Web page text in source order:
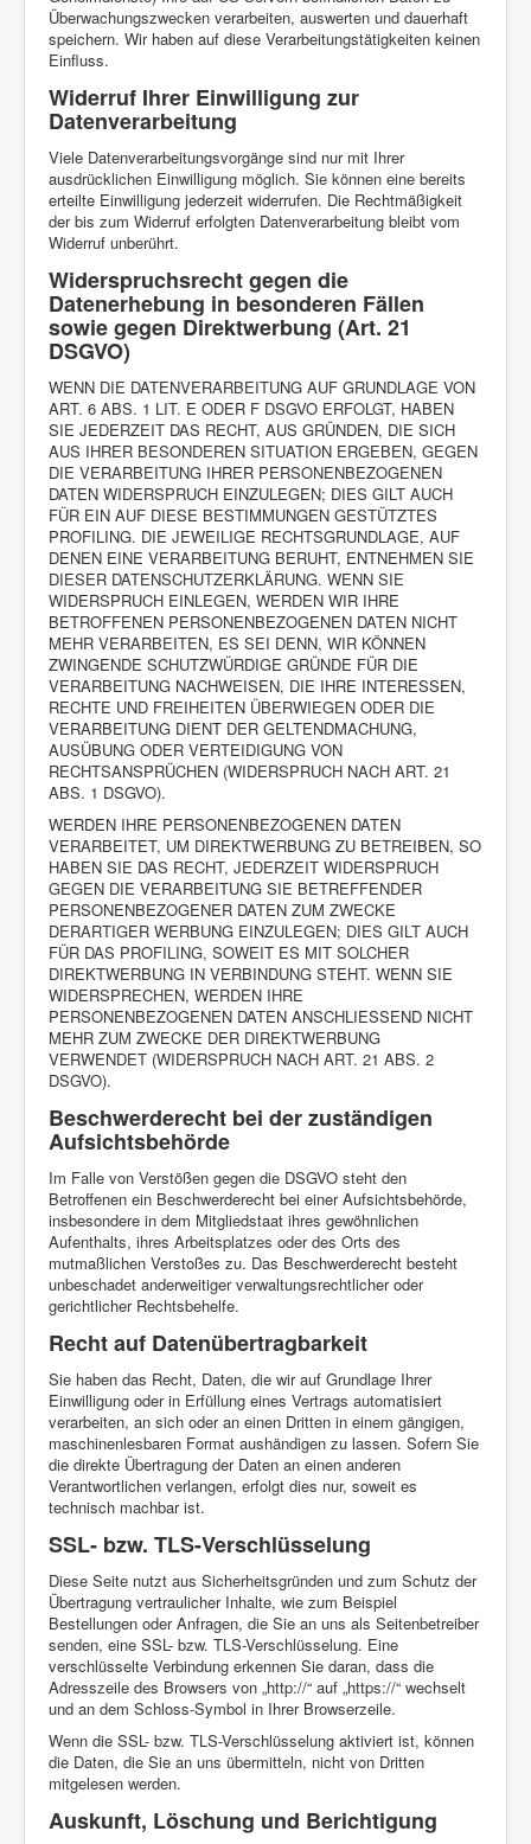
Überwachungszwecken verarbeiten, auswerten und dauerhaft
speichern. Wir haben auf diese Verarbeitungstätigkeiten keinen
Einfluss.
Widerruf Ihrer Einwilligung zur
Datenverarbeitung
Viele Datenverarbeitungsvorgänge sind nur mit Ihrer
ausdrücklichen Einwilligung möglich. Sie können eine bereits
erteilte Einwilligung jederzeit widerrufen. Die Rechtmäßigkeit
der bis zum Widerruf erfolgten Datenverarbeitung bleibt vom
Widerruf unberührt.
Widerspruchsrecht gegen die
Datenerhebung in besonderen Fällen
sowie gegen Direktwerbung (Art. 21
DSGVO)
WENN DIE DATENVERARBEITUNG AUF GRUNDLAGE VON
ART. 6 ABS. 1 LIT. E ODER F DSGVO ERFOLGT, HABEN
SIE JEDERZEIT DAS RECHT, AUS GRÜNDEN, DIE SICH
AUS IHRER BESONDEREN SITUATION ERGEBEN, GEGEN
DIE VERARBEITUNG IHRER PERSONENBEZOGENEN
DATEN WIDERSPRUCH EINZULEGEN; DIES GILT AUCH
FÜR EIN AUF DIESE BESTIMMUNGEN GESTÜTZTES
PROFILING. DIE JEWEILIGE RECHTSGRUNDLAGE, AUF
DENEN EINE VERARBEITUNG BERUHT, ENTNEHMEN SIE
DIESER DATENSCHUTZERKLÄRUNG. WENN SIE
WIDERSPRUCH EINLEGEN, WERDEN WIR IHRE
BETROFFENEN PERSONENBEZOGENEN DATEN NICHT
MEHR VERARBEITEN, ES SEI DENN, WIR KÖNNEN
ZWINGENDE SCHUTZWÜRDIGE GRÜNDE FÜR DIE
VERARBEITUNG NACHWEISEN, DIE IHRE INTERESSEN,
RECHTE UND FREIHEITEN ÜBERWIEGEN ODER DIE
VERARBEITUNG DIENT DER GELTENDMACHUNG,
AUSÜBUNG ODER VERTEIDIGUNG VON
RECHTSANSPRÜCHEN (WIDERSPRUCH NACH ART. 21
ABS. 1 DSGVO).
WERDEN IHRE PERSONENBEZOGENEN DATEN
VERARBEITET, UM DIREKTWERBUNG ZU BETREIBEN, SO
HABEN SIE DAS RECHT, JEDERZEIT WIDERSPRUCH
GEGEN DIE VERARBEITUNG SIE BETREFFENDER
PERSONENBEZOGENER DATEN ZUM ZWECKE
DERARTIGER WERBUNG EINZULEGEN; DIES GILT AUCH
FÜR DAS PROFILING, SOWEIT ES MIT SOLCHER
DIREKTWERBUNG IN VERBINDUNG STEHT. WENN SIE
WIDERSPRECHEN, WERDEN IHRE
PERSONENBEZOGENEN DATEN ANSCHLIESSEND NICHT
MEHR ZUM ZWECKE DER DIREKTWERBUNG
VERWENDET (WIDERSPRUCH NACH ART. 21 ABS. 2
DSGVO).
Beschwerde­recht bei der zuständigen
Aufsichts­behörde
Im Falle von Verstößen gegen die DSGVO steht den
Betroffenen ein Beschwerderecht bei einer Aufsichtsbehörde,
insbesondere in dem Mitgliedstaat ihres gewöhnlichen
Aufenthalts, ihres Arbeitsplatzes oder des Orts des
mutmaßlichen Verstoßes zu. Das Beschwerderecht besteht
unbeschadet anderweitiger verwaltungsrechtlicher oder
gerichtlicher Rechtsbehelfe.
Recht auf Daten­übertrag­barkeit
Sie haben das Recht, Daten, die wir auf Grundlage Ihrer
Einwilligung oder in Erfüllung eines Vertrags automatisiert
verarbeiten, an sich oder an einen Dritten in einem gängigen,
maschinenlesbaren Format aushändigen zu lassen. Sofern Sie
die direkte Übertragung der Daten an einen anderen
Verantwortlichen verlangen, erfolgt dies nur, soweit es
technisch machbar ist.
SSL- bzw. TLS-Verschlüsselung
Diese Seite nutzt aus Sicherheitsgründen und zum Schutz der
Übertragung vertraulicher Inhalte, wie zum Beispiel
Bestellungen oder Anfragen, die Sie an uns als Seitenbetreiber
senden, eine SSL- bzw. TLS-Verschlüsselung. Eine
verschlüsselte Verbindung erkennen Sie daran, dass die
Adresszeile des Browsers von „http://“ auf „https://“ wechselt
und an dem Schloss-Symbol in Ihrer Browserzeile.
Wenn die SSL- bzw. TLS-Verschlüsselung aktiviert ist, können
die Daten, die Sie an uns übermitteln, nicht von Dritten
mitgelesen werden.
Auskunft, Löschung und Berichtigung